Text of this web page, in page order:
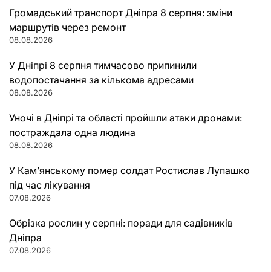
Громадський транспорт Дніпра 8 серпня: зміни
маршрутів через ремонт
08.08.2026
У Дніпрі 8 серпня тимчасово припинили
водопостачання за кількома адресами
08.08.2026
Уночі в Дніпрі та області пройшли атаки дронами:
постраждала одна людина
08.08.2026
У Кам’янському помер солдат Ростислав Лупашко
під час лікування
07.08.2026
Обрізка рослин у серпні: поради для садівників
Дніпра
07.08.2026